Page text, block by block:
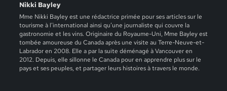
Nikki Bayley
Mme Nikki Bayley est une rédactrice primée pour ses articles sur le
tourisme à l’international ainsi qu’une journaliste qui couvre la
gastronomie et les vins. Originaire du Royaume-Uni, Mme Bayley est
tombée amoureuse du Canada après une visite au Terre-Neuve-et-
Labrador en 2008. Elle a par la suite déménagé à Vancouver en
2012. Depuis, elle sillonne le Canada pour en apprendre plus sur le
pays et ses peuples, et partager leurs histoires à travers le monde.